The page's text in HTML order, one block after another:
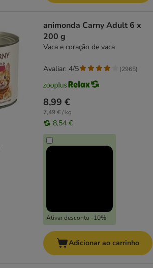
animonda Carny Adult 6 x
200 g
Vaca e coração de vaca
8,99 €
7,49 € / kg
8,54 €
Ativar desconto -10%
Avaliar: 4/5 (2965)
Adicionar ao carrinho